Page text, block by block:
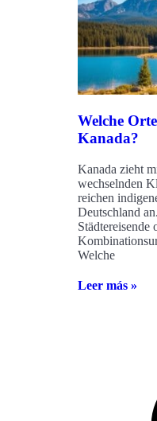
Welche
Kanada?
Kanada zieht
wechselnden
reichen
Deutschland
Städtereisende
Welche
Leer más »